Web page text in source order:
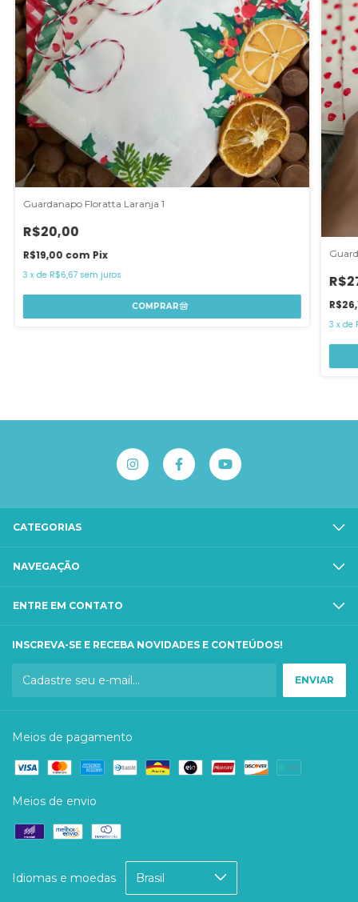
Guardanapo Floratta Laranja 1
R$20,00
R$19,00 com Pix
3 xde R$6,67 sem juros
3 xde
CATEGORIAS
NAVEGAÇÃO
ENTRE EM CONTATO
INSCREVA-SE E RECEBA NOVIDADES E CONTEÚDOS!
Meios de pagamento
Meios de envio
Idiomas e moedas